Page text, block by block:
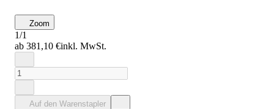
Zoom
1/1
ab 381,10 €inkl. MwSt.
Auf den Warenstapler